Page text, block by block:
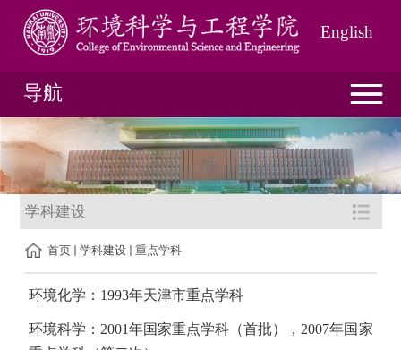
English
导航
学科建设
首页 学科建设 重点学科
环境化学：1993年天津市重点学科
环境科学：2001年国家重点学科（首批），2007年国家